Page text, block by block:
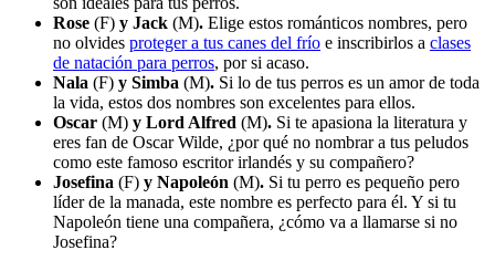
Rose (F) y Jack (M). Elige estos románticos nombres, pero
no olvides proteger a tus canes del frío e inscribirlos a clases
de natación para perros, por si acaso.
Nala (F) y Simba (M). Si lo de tus perros es un amor de toda
la vida, estos dos nombres son excelentes para ellos.
Oscar (M) y Lord Alfred (M). Si te apasiona la literatura y
eres fan de Oscar Wilde, ¿por qué no nombrar a tus peludos
como este famoso escritor irlandés y su compañero?
Josefina (F) y Napoleón (M). Si tu perro es pequeño pero
líder de la manada, este nombre es perfecto para él. Y si tu
Napoleón tiene una compañera, ¿cómo va a llamarse si no
Josefina?